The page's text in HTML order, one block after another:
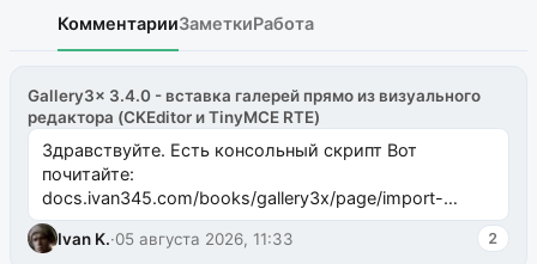
КомментарииЗаметкиРабота
Gallery3x 3.4.0 - вставка галерей прямо из визуального
редактора (CKEditor и TinyMCE RTE)
Здравствуйте. Есть консольный скрипт Вот
почитайте:
docs.ivan345.com/books/gallery3x/page/import-
ms2galleryphp
Ivan K.·05 августа 2026, 11:33 2